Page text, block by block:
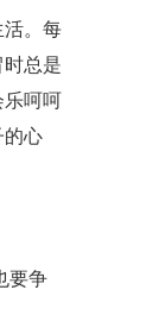
活。每
总是
乐呵呵
的心
要争